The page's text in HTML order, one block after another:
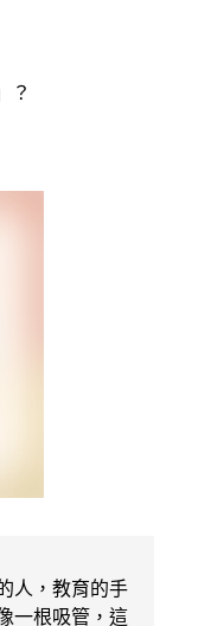
？
人，教育的手
一根吸管，這